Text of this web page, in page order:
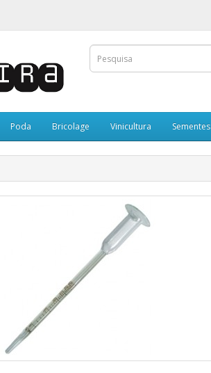
Poda Bricolage Vinicultura Sementes